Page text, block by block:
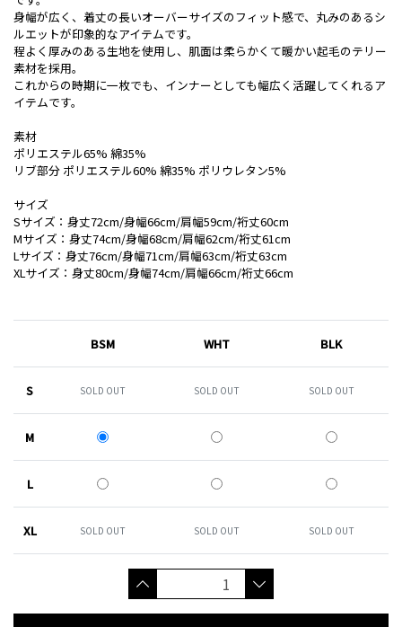
身幅が広く、着丈の長いオーバーサイズのフィット感で、丸みのあるシ
ルエットが印象的なアイテムです。
程よく厚みのある生地を使用し、肌面は柔らかくて暖かい起毛のテリー
素材を採用。
これからの時期に一枚でも、インナーとしても幅広く活躍してくれるア
イテムです。
素材
ポリエステル65% 綿35%
リブ部分 ポリエステル60% 綿35% ポリウレタン5%
サイズ
Sサイズ：身丈72cm/身幅66cm/肩幅59cm/裄丈60cm
Mサイズ：身丈74cm/身幅68cm/肩幅62cm/裄丈61cm
Lサイズ：身丈76cm/身幅71cm/肩幅63cm/裄丈63cm
XLサイズ：身丈80cm/身幅74cm/肩幅66cm/裄丈66cm
BSM WHT BLK
S SOLD OUT SOLD OUT SOLD OUT
M
L
XL SOLD OUT SOLD OUT SOLD OUT